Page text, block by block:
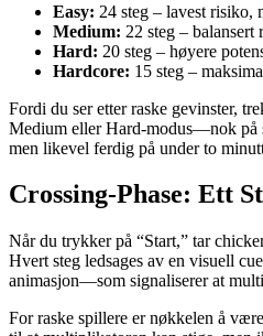
Easy: 24 steg – lavest risiko,
Medium: 22 steg –
Hard: 20 steg – høyere
Hardcore: 15 steg –
Fordi du ser etter raske gevinster,
Medium eller Hard-modus—nok på
men likevel ferdig på under to
Crossing-Phase: Ett
Når du trykker på “Start,” tar
Hvert steg ledsages av en visuell
animasjon—som signaliserer at
For raske spillere er nøkkelen å